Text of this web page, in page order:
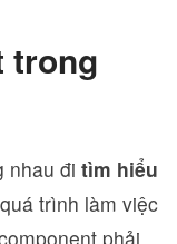
trong
nhau đi tìm hiểu
trình làm việc
phải